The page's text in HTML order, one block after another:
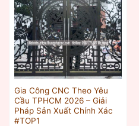
Gia Công CNC Theo Yêu
Cầu TPHCM 2026 – Giải
Pháp Sản Xuất Chính Xác
#TOP1